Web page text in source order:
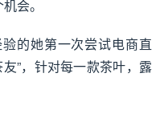
会。
的她第一次尝试电商直
”，针对每一款茶叶，露